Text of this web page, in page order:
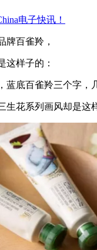
电子快讯！
牌百雀羚，
这样子的：
蓝底百雀羚三个字，
生花系列画风却是这